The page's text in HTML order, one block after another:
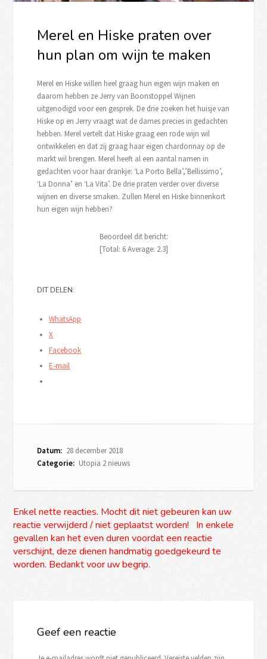
Merel en Hiske praten over
hun plan om wijn te maken
Merel en Hiske willen heel graag hun eigen wijn maken en
daarom hebben ze Jerry van Boonstoppel Wijnen
uitgenodigd voor een gesprek. De drie zoeken het huisje van
Hiske op en Jerry vraagt wat de dames precies in gedachten
hebben. Merel vertelt dat Hiske graag een rode wijn wil
ontwikkelen en dat zij graag haar eigen chardonnay op de
markt wil brengen. Merel heeft al een aantal namen in
gedachten voor haar drankje: ‘La Porto Bella’,’Bellissimo’,
‘La Donna’ en ‘La Vita’. De drie praten verder over diverse
wijnen en diverse smaken. Zullen Merel en Hiske binnenkort
hun eigen wijn hebben?
Beoordeel dit bericht:
[Total: 6Average: 2.3]
DIT DELEN:
WhatsApp
X
Facebook
E-mail
Datum: 28 december 2018
Categorie: Utopia 2 nieuws
Enkel nette reacties. Mocht dit niet gebeuren kan uw
reactie verwijderd / niet geplaatst worden! In enkele
gevallen kan het even duren voordat een reactie
verschijnt, deze dienen handmatig goedgekeurd te
worden. Bedankt voor uw begrip.
Geef een reactie